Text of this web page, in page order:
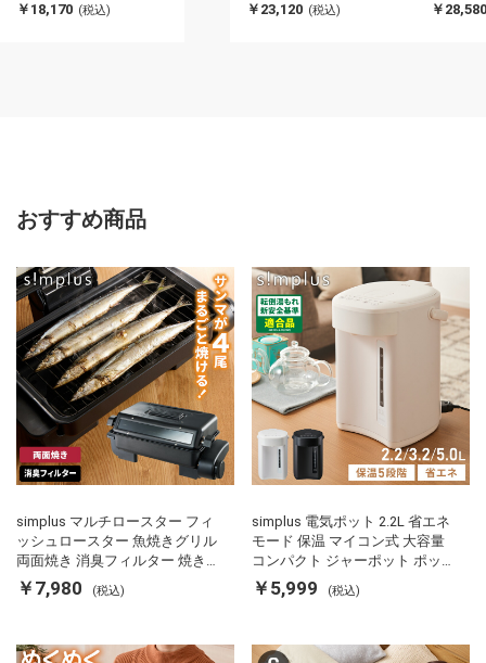
￥18,170 (税込)
ク 在宅 仕事 勉強 快適
￥23,120 (税込)
トワー
￥28,580
おすすめ商品
simplus マルチロースター フィ
ッシュロースター 魚焼きグリル
両面焼き 消臭フィルター 焼き魚
両面ヒーター タイマー付き SP-
FRS01 マットブラック シンプラ
￥7,980 (税込)
simplus 電気ポット 2.2L 省エネ
モード 保温 マイコン式 大容量
コンパクト ジャーポット ポット
カルキ抜き 空焚き防止 温度調節
軽量 SP-PD22 シンプラス
￥5,999 (税込)